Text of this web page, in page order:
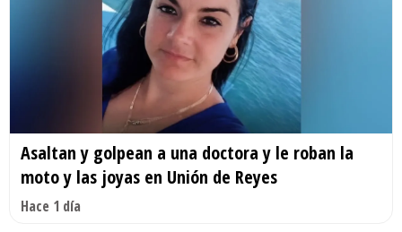
Asaltan y golpean a una doctora y le roban la
moto y las joyas en Unión de Reyes
Hace 1 día